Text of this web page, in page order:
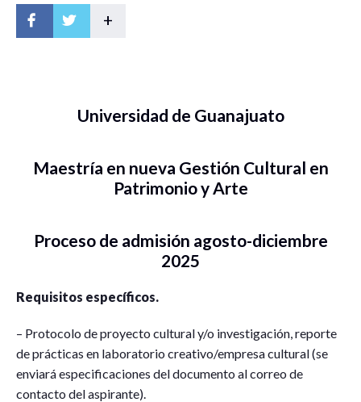
+
Universidad de Guanajuato
Maestría en nueva Gestión Cultural en
Patrimonio y Arte
Proceso de admisión agosto-diciembre
2025
Requisitos específicos.
– Protocolo de proyecto cultural y/o investigación, reporte
de prácticas en laboratorio creativo/empresa cultural (se
enviará especificaciones del documento al correo de
contacto del aspirante).